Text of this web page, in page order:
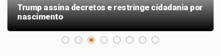
Trump assina decretos e restringe cidadania por
nascimento